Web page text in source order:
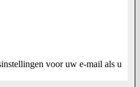
voor uw e-mail als u